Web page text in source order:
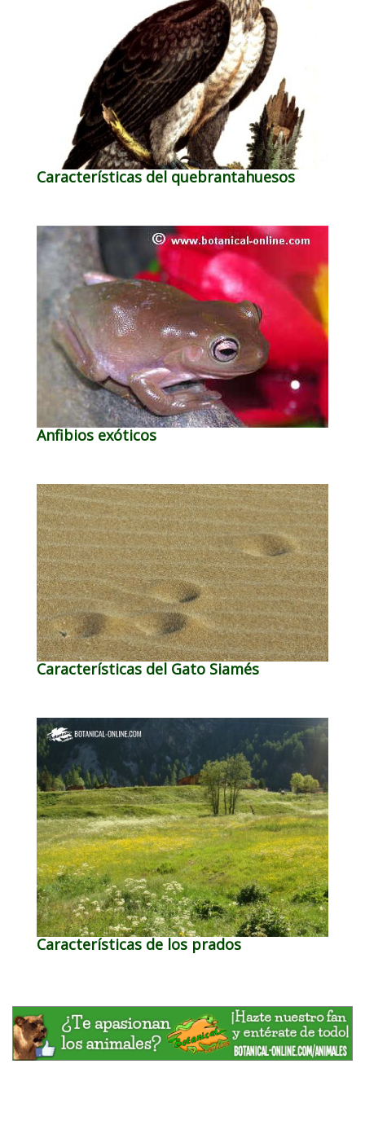
Características del quebrantahuesos
Anfibios exóticos
Características del Gato Siamés
Características de los prados